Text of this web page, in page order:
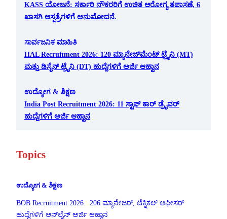
KASS ಯೋಜನೆ: ಸರ್ಕಾರಿ ನೌಕರರಿಗೆ ಉಚಿತ ಆರೋಗ್ಯ ತಪಾಸಣೆ, 6
ಖಾಸಗಿ ಆಸ್ಪತ್ರೆಗಳಿಗೆ ಅನುಮೋದನೆ.
ಸಾರ್ವಜನಿಕ ಮಾಹಿತಿ
HAL Recruitment 2026: 120 ಮ್ಯಾನೇಜ್‌ಮೆಂಟ್ ಟ್ರೈನಿ (MT)
ಮತ್ತು ಡಿಸೈನ್ ಟ್ರೈನಿ (DT) ಹುದ್ದೆಗಳಿಗೆ ಅರ್ಜಿ ಆಹ್ವಾನ
ಉದ್ಯೋಗ & ಶಿಕ್ಷಣ
India Post Recruitment 2026: 11 ಸ್ಟಾಫ್ ಕಾರ್ ಡ್ರೈವರ್
ಹುದ್ದೆಗಳಿಗೆ ಅರ್ಜಿ ಆಹ್ವಾನ
Topics
ಉದ್ಯೋಗ & ಶಿಕ್ಷಣ
BOB Recruitment 2026: 206 ಮ್ಯಾನೇಜರ್, ಟೆಕ್ನಿಕಲ್ ಆಫೀಸರ್
ಹುದ್ದೆಗಳಿಗೆ ಆನ್‌ಲೈನ್ ಅರ್ಜಿ ಆಹ್ವಾನ